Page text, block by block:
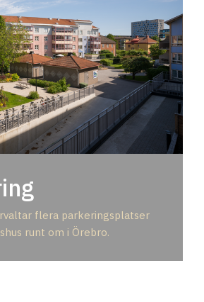
flera parkeringsplatser
runt om i Örebro.